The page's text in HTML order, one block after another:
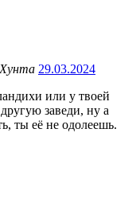
29.03.2024
или у твоей
заведи, ну а
ты её не одолеешь.